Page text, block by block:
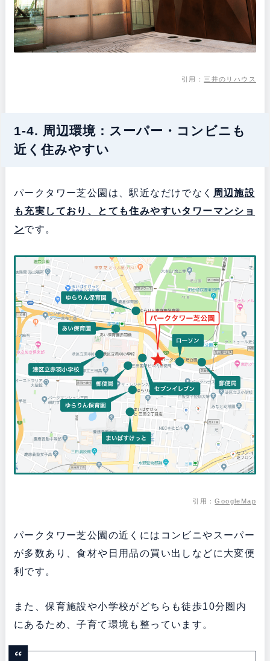
引用： 三井のリハウス
1-4. 周辺環境：スーパー・コンビニも
近く住みやすい
パークタワー芝公園は、駅近なだけでなく 周辺施設
も充実しており、とても住みやすいタワーマンショ
ンです。
引用：GoogleMap
パークタワー芝公園の近くにはコンビニやスーパー
が多数あり、食材や日用品の買い出しなどに大変便
利です。
また、保育施設や小学校がどちらも徒歩10分圏内
にあるため、子育て環境も整っています。